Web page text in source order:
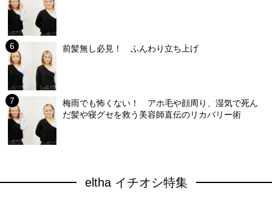
前髪無し必見！ ふんわり立ち上げ
梅雨でも怖くない！ アホ毛や顔周り、湿気で死ん
だ髪や寝グセを救う美容師直伝のリカバリー術
eltha イチオシ特集